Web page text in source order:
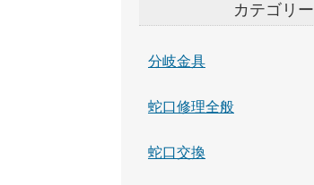
カテゴリー
分岐金具
蛇口修理全般
蛇口交換